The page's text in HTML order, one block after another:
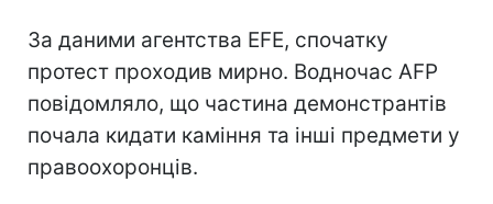
За даними агентства EFE, спочатку
протест проходив мирно. Водночас AFP
повідомляло, що частина демонстрантів
почала кидати каміння та інші предмети у
правоохоронців.